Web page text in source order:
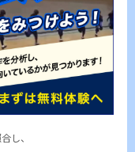
し、